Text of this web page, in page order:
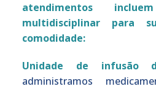
atendimentos
multidisciplinar para
comodidade:
Unidade de infusão
administramos